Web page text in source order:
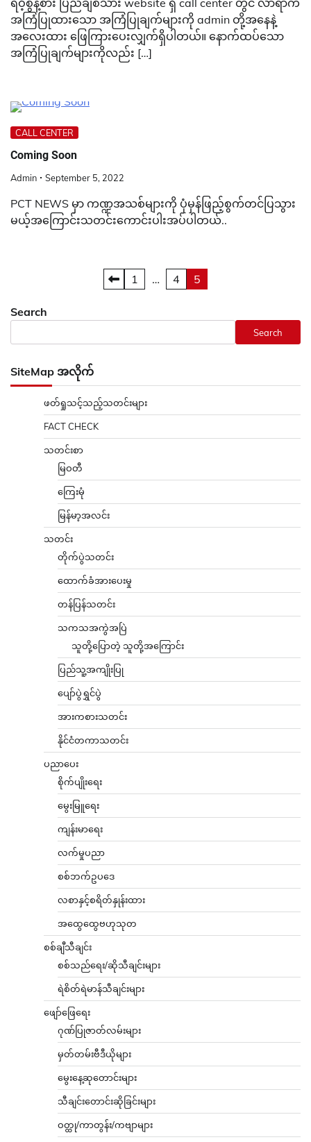
ရဲဝံ့စွန့်စား ပြည်ချစ်သား website ရှိ call center တွင် လာရာက်
အကြံပြုထားသော အကြံပြုချက်များကို admin တို့အနေနဲ့
အလေးထား ဖြေကြားပေးလျှက်ရှိပါတယ်။ နောက်ထပ်သော
အကြံပြုချက်များကိုလည်း […]
CALL CENTER
Coming Soon
Admin September 5, 2022
PCT NEWS မှာ ကဏ္ဍအသစ်များကို ပုံမှန်ဖြည့်စွက်တင်ပြသွား
မယ့်အကြောင်းသတင်းကောင်းပါးအပ်ပါတယ်..
pagination
1 … 4 5
Search
Search
SiteMap အလိုက်
ဖတ်ရှုသင့်သည့်သတင်းများ
FACT CHECK
သတင်းစာ
မြဝတီ
ကြေးမုံ
မြန်မာ့အလင်း
သတင်း
တိုက်ပွဲသတင်း
ထောက်ခံအားပေးမှု
တန်ပြန်သတင်း
သကသအကွဲအပြဲ
သူတို့ပြောတဲ့ သူတို့အကြောင်း
ပြည်သူ့အကျိုးပြု
ပျော်ပွဲရွှင်ပွဲ
အားကစားသတင်း
နိုင်ငံတကာသတင်း
ပညာပေး
စိုက်ပျိုးရေး
မွေးမြူရေး
ကျန်းမာရေး
လက်မှုပညာ
စစ်ဘက်ဥပဒေ
လစာနှင့်စရိတ်နှုန်းထား
အထွေထွေဗဟုသုတ
စစ်ချီသီချင်း
စစ်သည်ရေး/ဆိုသီချင်းများ
ရဲစိတ်ရဲမာန်သီချင်းများ
ဖျော်ဖြေရေး
ဂုဏ်ပြုဇာတ်လမ်းများ
မှတ်တမ်းဗီဒီယိုများ
မွေးနေ့ဆုတောင်းများ
သီချင်းတောင်းဆိုခြင်းများ
ဝတ္ထု/ကာတွန်း/ကဗျာများ